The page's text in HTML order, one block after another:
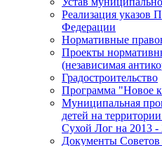
Реализация указов
Федерации
Нормативные
Проекты
(независимая
Градостроительство
Программа "Новое
Муниципальная
детей на
Сухой Лог на 2013 -
Документы